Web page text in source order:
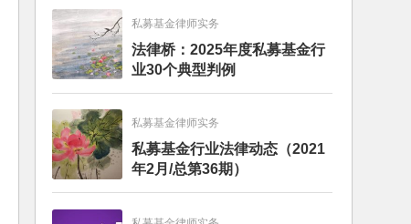
私募基金律师实务
法律桥：2025年度私募基金行
业30个典型判例
私募基金律师实务
私募基金行业法律动态（2021
年2月/总第36期）